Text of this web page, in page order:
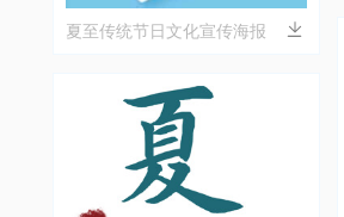
夏至传统节日文化宣传海报